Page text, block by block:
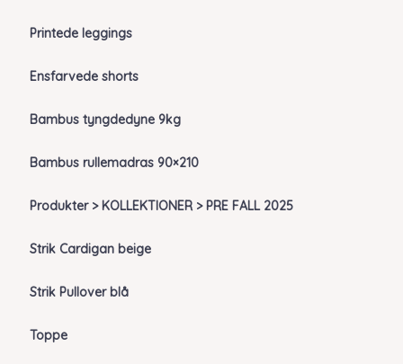
Printede leggings
Ensfarvede shorts
Bambus tyngdedyne 9kg
Bambus rullemadras 90×210
Produkter > KOLLEKTIONER > PRE FALL 2025
Strik Cardigan beige
Strik Pullover blå
Toppe